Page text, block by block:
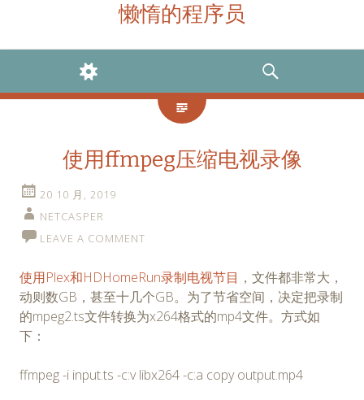
懒惰的程序员
WIDGETS
SEARCH
使用ffmpeg压缩电视录像
20 10 月, 2019
NETCASPER
LEAVE A COMMENT
使用Plex和HDHomeRun录制电视节目 ，文件都非常大，
动则数GB，甚至十几个GB。为了节省空间，决定把录制
的mpeg2.ts文件转换为x264格式的mp4文件。方式如
下：
ffmpeg -i input.ts -c:v libx264 -c:a copy output.mp4